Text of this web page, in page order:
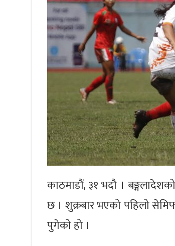
काठमाडौं, ३१ भदौ ।
छ । शुक्रबार भएको पहिलो
पुगेको हो ।